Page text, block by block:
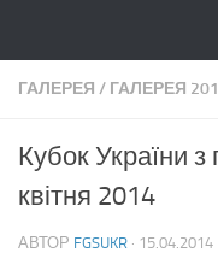
ГАЛЕРЕЯ / ГАЛЕРЕЯ
Кубок України
квітня 2014
АВТОР FGSUKR · 15.04.2014